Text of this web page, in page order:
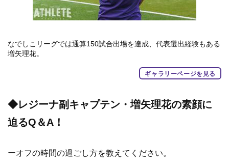
なでしこリーグでは通算150試合出場を達成、代表選出経験もある
増矢理花。
ギャラリーページを見る
◆レジーナ副キャプテン・増矢理花の素顔に
迫るQ＆A！
ーオフの時間の過ごし方を教えてください。